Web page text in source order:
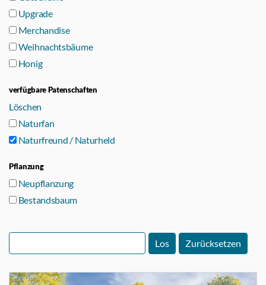
Upgrade
Merchandise
Weihnachtsbäume
Honig
verfügbare Patenschaften
Löschen
Naturfan
Naturfreund / Naturheld
Pflanzung
Neupflanzung
Bestandsbaum